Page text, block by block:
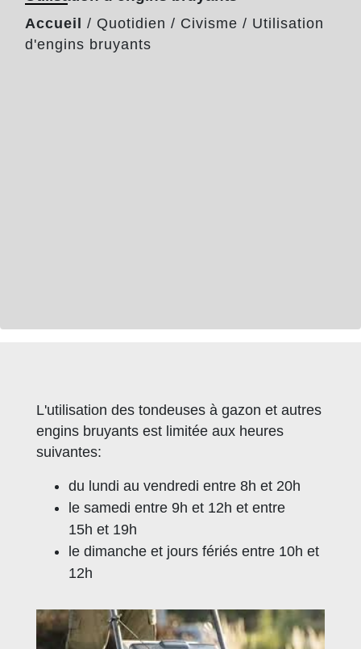
Accueil / Quotidien / Civisme / Utilisation
d'engins bruyants
L'utilisation des tondeuses à gazon et autres
engins bruyants est limitée aux heures
suivantes:
du lundi au vendredi entre 8h et 20h
le samedi entre 9h et 12h et entre
15h et 19h
le dimanche et jours fériés entre 10h et
12h